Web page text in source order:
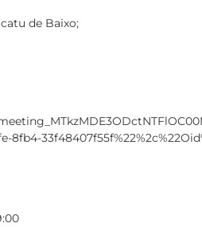
de Baixo;
8fb4-